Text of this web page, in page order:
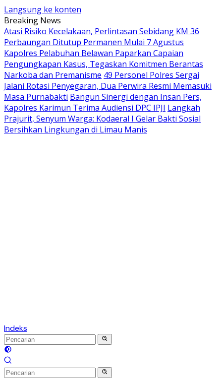
Langsung ke konten
Breaking News
Atasi Risiko Kecelakaan, Perlintasan Sebidang KM 36
Perbaungan Ditutup Permanen Mulai 7 Agustus
Kapolres Pelabuhan Belawan Paparkan Capaian
Pengungkapan Kasus, Tegaskan Komitmen Berantas
Narkoba dan Premanisme 49 Personel Polres Sergai
Jalani Rotasi Penyegaran, Dua Perwira Resmi Memasuki
Masa Purnabakti Bangun Sinergi dengan Insan Pers,
Kapolres Karimun Terima Audiensi DPC IPJI Langkah
Prajurit, Senyum Warga: Kodaeral I Gelar Bakti Sosial
Bersihkan Lingkungan di Limau Manis
Indeks